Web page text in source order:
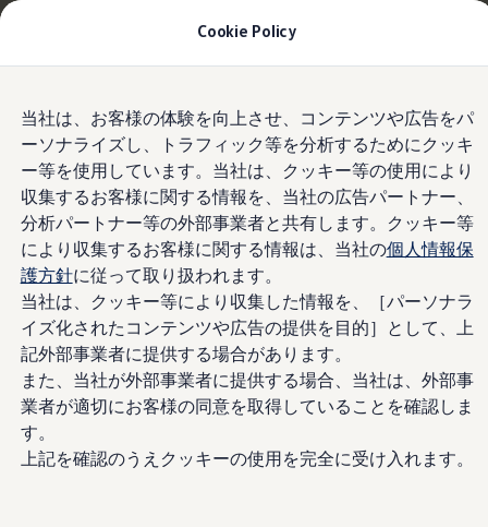
Cookie Policy
当社は、お客様の体験を向上させ、コンテンツや広告をパ
ーソナライズし、トラフィック等を分析するためにクッキ
ー等を使用しています。当社は、クッキー等の使用により
収集するお客様に関する情報を、当社の広告パートナー、
分析パートナー等の外部事業者と共有します。クッキー等
により収集するお客様に関する情報は、当社の個人情報保
護方針に従って取り扱われます。
当社は、クッキー等により収集した情報を、［パーソナラ
イズ化されたコンテンツや広告の提供を目的］として、上
記外部事業者に提供する場合があります。
また、当社が外部事業者に提供する場合、当社は、外部事
業者が適切にお客様の同意を取得していることを確認しま
す。
上記を確認のうえクッキーの使用を完全に受け入れます。
main
content
to
footer
Golfへのお乗り換えを10万円補助＋適用金利
月々14,300円〜| 9月30日(水)まで
今すぐチェック
モデル＆見積りシミュレーション
デジタルカタログ
セーフティ マイスター
デジタルカタログ
ID. Buzz
T-Cross
Tiguan
Golf
Golf GTI
Golf R
Golf Variant
Golf R Variant
Passat
ID.4
Polo
Polo GTI
T-Roc
T-Roc R
フェア期間中にプレゼント！